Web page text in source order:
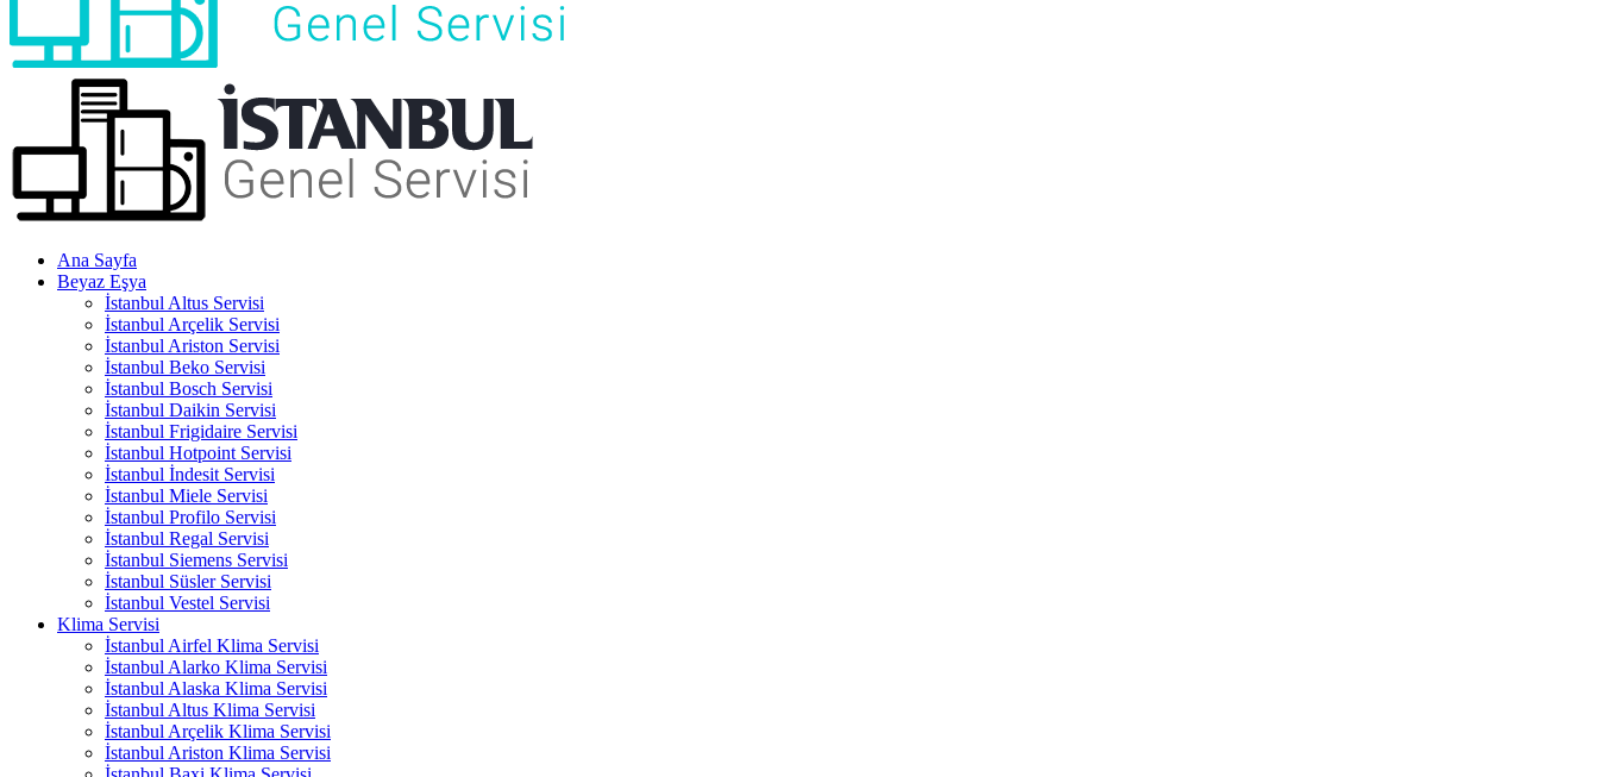
Ana Sayfa
Beyaz Eşya
İstanbul Altus Servisi
İstanbul Arçelik Servisi
İstanbul Ariston Servisi
İstanbul Beko Servisi
İstanbul Bosch Servisi
İstanbul Daikin Servisi
İstanbul Frigidaire Servisi
İstanbul Hotpoint Servisi
İstanbul İndesit Servisi
İstanbul Miele Servisi
İstanbul Profilo Servisi
İstanbul Regal Servisi
İstanbul Siemens Servisi
İstanbul Süsler Servisi
İstanbul Vestel Servisi
Klima Servisi
İstanbul Airfel Klima Servisi
İstanbul Alarko Klima Servisi
İstanbul Alaska Klima Servisi
İstanbul Altus Klima Servisi
İstanbul Arçelik Klima Servisi
İstanbul Ariston Klima Servisi